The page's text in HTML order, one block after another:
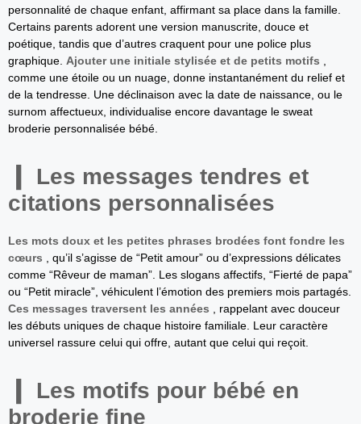
personnalité de chaque enfant, affirmant sa place dans la famille.
Certains parents adorent une version manuscrite, douce et
poétique, tandis que d’autres craquent pour une police plus
graphique. Ajouter une initiale stylisée et de petits motifs
comme une étoile ou un nuage, donne instantanément du relief et
de la tendresse. Une déclinaison avec la date de naissance, ou le
surnom affectueux, individualise encore davantage le sweat
broderie personnalisée bébé.
Les messages tendres et
citations personnalisées
Les mots doux et les petites phrases brodées font fondre les
cœurs , qu’il s’agisse de “Petit amour” ou d’expressions délicates
comme “Rêveur de maman”. Les slogans affectifs, “Fierté de papa”
ou “Petit miracle”, véhiculent l’émotion des premiers mois partagés.
Ces messages traversent les années , rappelant avec douceur
les débuts uniques de chaque histoire familiale. Leur caractère
universel rassure celui qui offre, autant que celui qui reçoit.
Les motifs pour bébé en
broderie fine